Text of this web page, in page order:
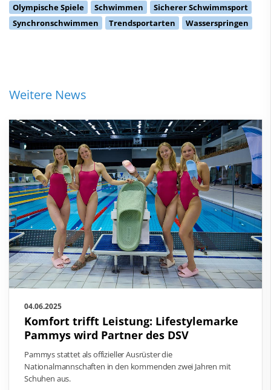
Olympische Spiele Schwimmen
Sicherer Schwimmsport
Synchronschwimmen
Trendsportarten Wasserspringen
Weitere News
04.06.2025
Komfort trifft Leistung: Lifestylemarke
Pammys wird Partner des DSV
Pammys stattet als offizieller Ausrüster die
Nationalmannschaften in den kommenden zwei Jahren mit
Schuhen aus.